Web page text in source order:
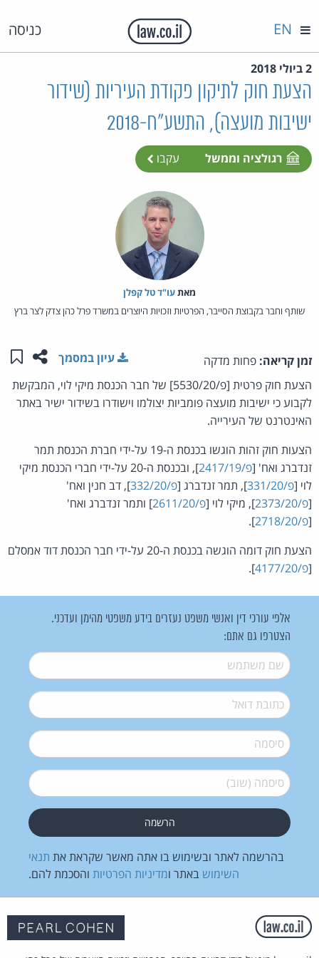
כניסה EN
2 ביולי 2018
הצעת חוק לתיקון פקודת העיריות (שידור
ישיבות מועצה), התשע"ח-2018
רגולציה וממשל עקבו
מאת‏עו"ד טל קפלן
שותף וחבר בקבוצת הסייבר, הפרטיות וזכויות היוצרים במשרד פרל כהן צדק לצר ברץ
זמן קריאה: פחות מדקה שתפו
עיון במסמך
הצעת חוק פרטית [פ/5530/20] של חבר הכנסת מיקי לוי, המבקשת
לקבוע כי ישיבות מועצה פומביות יצולמו וישודרו בשידור ישיר באתר
האינטרנט של העירייה.
הצעות חוק זהות הוגשו בכנסת ה-19 על-ידי חברת הכנסת תמר
זנדברג ואח' [פ/2417/19
], ובכנסת ה-20 על-ידי חברי הכנסת מיקי
לוי [פ/331/20 ], תמר זנדברג [פ/332/20
], דב חנין ואח'
[פ/2373/20 ], מיקי לוי [פ/2611/20
] ותמר זנדברג ואח'
[פ/2718/20
].
הצעת חוק דומה הוגשה בכנסת ה-20 על-ידי חבר הכנסת דוד אמסלם
[פ/4177/20 ].
אלפי עורכי דין ואנשי משפט נעזרים בידע משפטי מהימן ועדכני.
הצטרפו גם אתם:
שם משתמש*
דואל*
סיסמה*
סיסמה (שוב)*
בהרשמה לאתר ובשימוש בו אתה מאשר שקראת את תנאי
השימוש באתר ומדיניות הפרטיות והסכמת להם.